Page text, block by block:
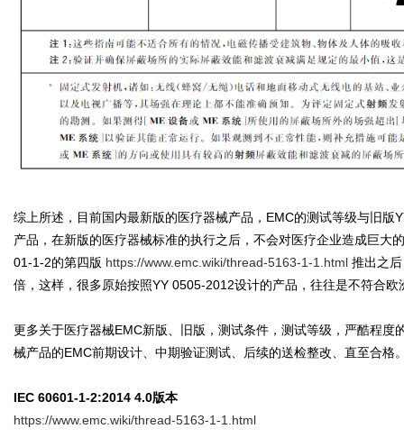
综上所述，目前国内最新版的医疗器械产品，EMC的测试等级与旧
产品，在新版的医疗器械标准的执行之后，不会对医疗企业造成巨
01-1-2的第四版 https://www.emc.wiki/thread-5163-1-1.html 推出之
倍，这样，很多原始按照YY 0505-2012设计的产品，往往是不符合
更多关于医疗器械EMC新版、旧版，测试条件，测试等级，严酷程度
械产品的EMC前期设计、中期验证测试、后续的送检整改、直至合格
IEC 60601-1-2:2014 4.0版本
https://www.emc.wiki/thread-5163-1-1.html